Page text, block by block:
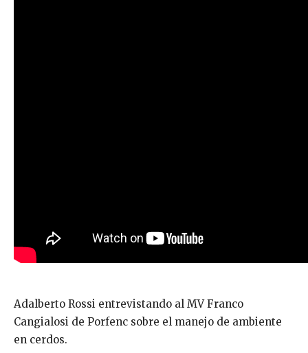
Adalberto Rossi entrevistando al MV Franco
Cangialosi de Porfenc sobre el manejo de ambiente
en cerdos.